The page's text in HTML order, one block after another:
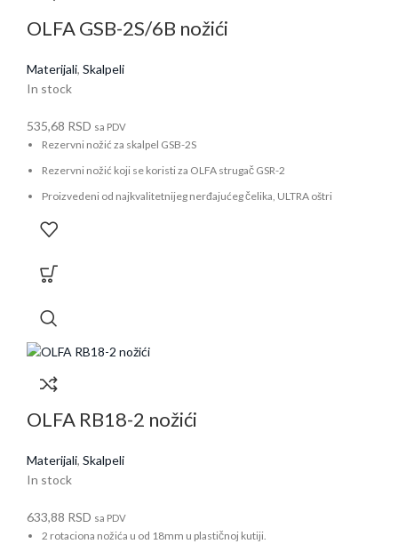
OLFA GSB-2S/6B nožići
Materijali, Skalpeli
In stock
535,68 RSD sa PDV
Rezervni nožić za skalpel GSB-2S
Rezervni nožić koji se koristi za OLFA strugač GSR-2
Proizvedeni od najkvalitetnijeg nerđajućeg čelika, ULTRA oštri
U jednom pakovanju ima 6 nožića
Zbog izuzetne oštrine, pažljivo rukovati sa njima, a istupljene delove
OLFA RB18-2 nožići
Materijali, Skalpeli
In stock
633,88 RSD sa PDV
2 rotaciona nožića u od 18mm u plastičnoj kutiji.